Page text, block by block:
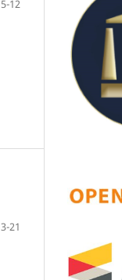
5-12
21